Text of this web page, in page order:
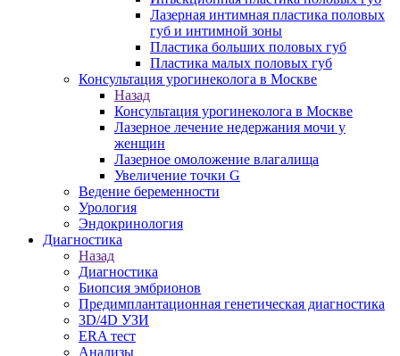
Лазерная интимная пластика половых
губ и интимной зоны
Пластика больших половых губ
Пластика малых половых губ
Консультация урогинеколога в Москве
Назад
Консультация урогинеколога в Москве
Лазерное лечение недержания мочи у
женщин
Лазерное омоложение влагалища
Увеличение точки G
Ведение беременности
Урология
Эндокринология
Диагностика
Назад
Диагностика
Биопсия эмбрионов
Предимплантационная генетическая диагностика
3D/4D УЗИ
ERA тест
Анализы